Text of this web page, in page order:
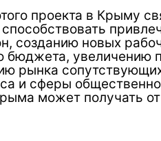
проекта в Крыму
способствовать
созданию новых
бюджета, увеличению
рынка
и сферы
может получать от